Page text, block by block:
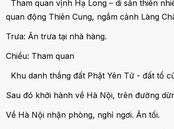
Tham quan vịnh Hạ Long – di sản thiên
quan động Thiên Cung, ngắm cảnh Làng
Trưa: Ăn trưa tại nhà hàng.
Chiều: Tham quan
Khu danh thắng đất Phật Yên Tử - đất tổ
Sau đó khởi hành về Hà Nội, trên đường
Về Hà Nội nhận phòng, nghỉ ngơi. Ăn